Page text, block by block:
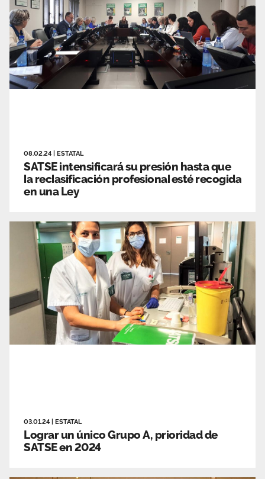
08.02.24 ESTATAL
SATSE intensificará su presión hasta que
la reclasificación profesional esté recogida
en una Ley
03.01.24 ESTATAL
Lograr un único Grupo A, prioridad de
SATSE en 2024